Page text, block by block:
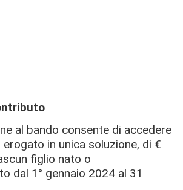
al bando consente di accedere
in unica soluzione, di €
figlio nato o
dal 1° gennaio 2024 al 31